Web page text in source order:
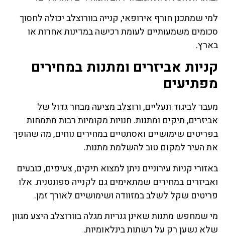
למי שמתכנן חורף אירופאי, קנייה בוורוצלב יכולה לחסוך
סכומים משמעותיים לעומת רכישה במדינות אחרות או
בארץ.
קניות אביזרים ומתנות במחירים
מפתיעים
מעבר לביגוד ונעליים, ורוצלב מציעה מבחר גדול של
אביזרים, תיקים ומתנות. חנויות מקומיות רבות מתמחות
בפריטים שימושיים ואסתטיים במחירים נוחים, מה שהופך
את העיר למקום טוב להשלמת מתנות.
באזורי קניות עירוניים ניתן למצוא תיקים, צעיפים, כובעים
ואביזרים במחירים שמתאימים גם לקנייה ספונטנית. אלו
פריטים שקל לשלב במזוודה ושימושיים לאורך זמן.
מי שמחפש מתנות שאינן גנריות מגלה בוורוצלב היצע מגוון
שלא נשען רק על רשתות בינלאומיות.